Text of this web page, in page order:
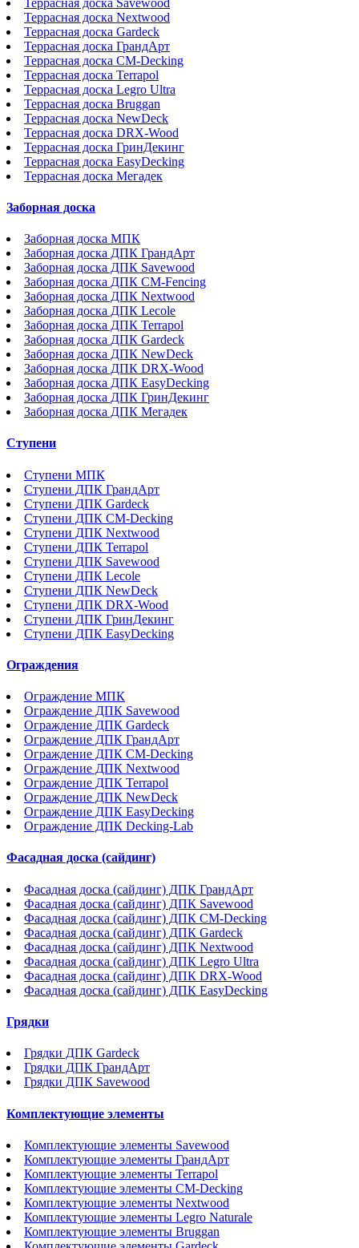
Террасная доска Nextwood
Террасная доска Gardeck
Террасная доска ГрандАрт
Террасная доска CM-Decking
Террасная доска Terrapol
Террасная доска Legro Ultra
Террасная доска Bruggan
Террасная доска NewDeck
Террасная доска DRX-Wood
Террасная доска ГринДекинг
Террасная доска EasyDecking
Террасная доска Мегадек
Заборная доска
Заборная доска МПК
Заборная доска ДПК ГрандАрт
Заборная доска ДПК Savewood
Заборная доска ДПК CM-Fencing
Заборная доска ДПК Nextwood
Заборная доска ДПК Lecole
Заборная доска ДПК Terrapol
Заборная доска ДПК Gardeck
Заборная доска ДПК NewDeck
Заборная доска ДПК DRX-Wood
Заборная доска ДПК EasyDecking
Заборная доска ДПК ГринДекинг
Заборная доска ДПК Мегадек
Ступени
Ступени МПК
Ступени ДПК ГрандАрт
Ступени ДПК Gardeck
Ступени ДПК CM-Decking
Ступени ДПК Nextwood
Ступени ДПК Terrapol
Ступени ДПК Savewood
Ступени ДПК Lecole
Ступени ДПК NewDeck
Ступени ДПК DRX-Wood
Ступени ДПК ГринДекинг
Ступени ДПК EasyDecking
Ограждения
Ограждение МПК
Ограждение ДПК Savewood
Ограждение ДПК Gardeck
Ограждение ДПК ГрандАрт
Ограждение ДПК CM-Decking
Ограждение ДПК Nextwood
Ограждение ДПК Terrapol
Ограждение ДПК NewDeck
Ограждение ДПК EasyDecking
Ограждение ДПК Decking-Lab
Фасадная доска (сайдинг)
Фасадная доска (сайдинг) ДПК ГрандАрт
Фасадная доска (сайдинг) ДПК Savewood
Фасадная доска (сайдинг) ДПК CM-Decking
Фасадная доска (сайдинг) ДПК Gardeck
Фасадная доска (сайдинг) ДПК Nextwood
Фасадная доска (сайдинг) ДПК Legro Ultra
Фасадная доска (сайдинг) ДПК DRX-Wood
Фасадная доска (сайдинг) ДПК EasyDecking
Грядки
Грядки ДПК Gardeck
Грядки ДПК ГрандАрт
Грядки ДПК Savewood
Комплектующие элементы
Комплектующие элементы Savewood
Комплектующие элементы ГрандАрт
Комплектующие элементы Terrapol
Комплектующие элементы CM-Decking
Комплектующие элементы Nextwood
Комплектующие элементы Legro Naturale
Комплектующие элементы Bruggan